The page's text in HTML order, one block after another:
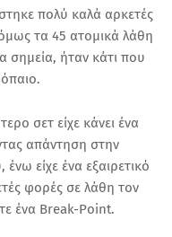
πολύ καλά αρκετές
τα 45 ατομικά λάθη
σημεία, ήταν κάτι που
σετ είχε κάνει ένα
απάντηση στην
είχε ένα εξαιρετικό
φορές σε λάθη τον
ένα Break-Point.